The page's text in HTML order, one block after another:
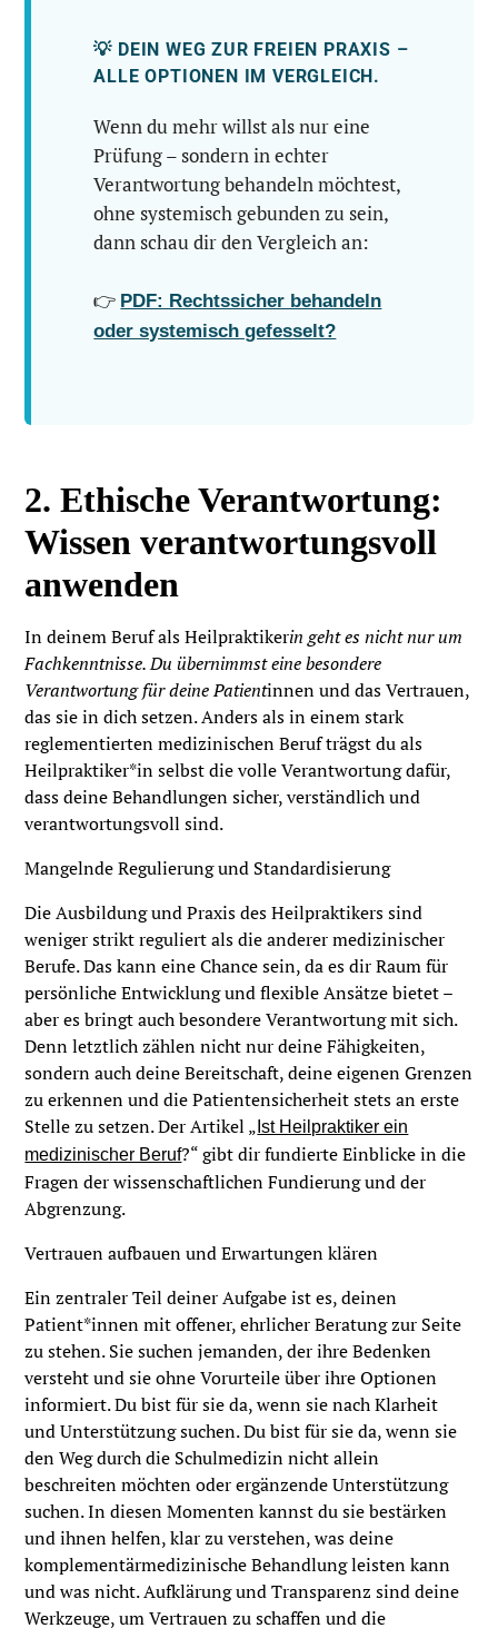
💡 DEIN WEG ZUR FREIEN PRAXIS –
ALLE OPTIONEN IM VERGLEICH.
Wenn du mehr willst als nur eine
Prüfung – sondern in echter
Verantwortung behandeln möchtest,
ohne systemisch gebunden zu sein,
dann schau dir den Vergleich an:
👉 PDF: Rechtssicher behandeln
oder systemisch gefesselt?
2. Ethische Verantwortung:
Wissen verantwortungsvoll
anwenden
In deinem Beruf als Heilpraktikerin geht es nicht nur um
Fachkenntnisse. Du übernimmst eine besondere
Verantwortung für deine Patientinnen und das Vertrauen,
das sie in dich setzen. Anders als in einem stark
reglementierten medizinischen Beruf trägst du als
Heilpraktiker*in selbst die volle Verantwortung dafür,
dass deine Behandlungen sicher, verständlich und
verantwortungsvoll sind.
Mangelnde Regulierung und Standardisierung
Die Ausbildung und Praxis des Heilpraktikers sind
weniger strikt reguliert als die anderer medizinischer
Berufe. Das kann eine Chance sein, da es dir Raum für
persönliche Entwicklung und flexible Ansätze bietet –
aber es bringt auch besondere Verantwortung mit sich.
Denn letztlich zählen nicht nur deine Fähigkeiten,
sondern auch deine Bereitschaft, deine eigenen Grenzen
zu erkennen und die Patientensicherheit stets an erste
Stelle zu setzen. Der Artikel „ Ist Heilpraktiker ein
medizinischer Beruf?“ gibt dir fundierte Einblicke in die
Fragen der wissenschaftlichen Fundierung und der
Abgrenzung.
Vertrauen aufbauen und Erwartungen klären
Ein zentraler Teil deiner Aufgabe ist es, deinen
Patient*innen mit offener, ehrlicher Beratung zur Seite
zu stehen. Sie suchen jemanden, der ihre Bedenken
versteht und sie ohne Vorurteile über ihre Optionen
informiert. Du bist für sie da, wenn sie nach Klarheit
und Unterstützung suchen. Du bist für sie da, wenn sie
den Weg durch die Schulmedizin nicht allein
beschreiten möchten oder ergänzende Unterstützung
suchen. In diesen Momenten kannst du sie bestärken
und ihnen helfen, klar zu verstehen, was deine
komplementärmedizinische Behandlung leisten kann
und was nicht. Aufklärung und Transparenz sind deine
Werkzeuge, um Vertrauen zu schaffen und die